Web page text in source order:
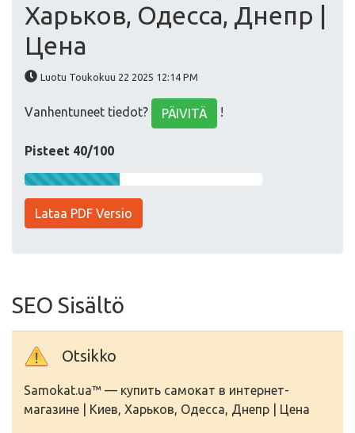
Харьков, Одесса, Днепр |
Цена
Luotu Toukokuu 22 2025 12:14 PM
Vanhentuneet tiedot? PÄIVITÄ !
Pisteet 40/100
Lataa PDF Versio
SEO Sisältö
Otsikko
Samokat.ua™ — купить самокат в интернет-
магазине | Киев, Харьков, Одесса, Днепр | Цена